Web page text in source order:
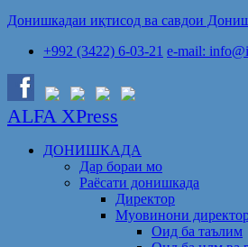
Донишкадаи иқтисод ва савдои
+992 (3422) 6-03-21 e-mail:
ALFA XPress
ДОНИШКАДА
Дар бораи мо
Раёсати донишкада
Директор
Муовинони
Оид ба таълим